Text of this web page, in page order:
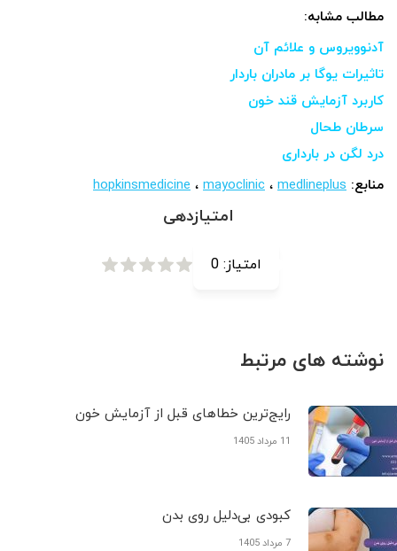
مطالب مشابه:
آدنوویروس و علائم آن
تاثیرات یوگا بر مادران باردار
کاربرد آزمایش قند خون
سرطان طحال
درد لگن در بارداری
منابع:
hopkinsmedicine ، mayoclinic ، medlineplus
امتیازدهی
امتیاز: 0
نوشته های مرتبط
رایج‌ترین خطاهای قبل از آزمایش خون
11 مرداد 1405
کبودی‌ بی‌دلیل روی بدن
7 مرداد 1405